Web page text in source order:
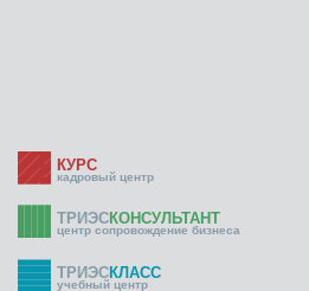
КУРС
кадровый центр
ТРИЭСКОНСУЛЬТАНТ
центр сопровождение бизнеса
ТРИЭСКЛАСС
учебный центр